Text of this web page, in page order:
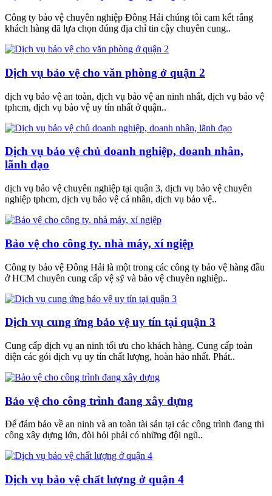
Công ty bảo vệ chuyên nghiệp Đông Hải chúng tôi cam kết rằng
khách hàng đã lựa chọn đúng địa chỉ tin cậy chuyên cung..
Dịch vụ bảo vệ cho văn phòng ở quận 2
dịch vụ bảo vệ an toàn, dịch vụ bảo vệ an ninh nhất, dịch vụ bảo vệ
tphcm, dịch vụ bảo vệ uy tín nhất ở quận..
Dịch vụ bảo vệ chủ doanh nghiệp, doanh nhân,
lãnh đạo
dịch vụ bảo vệ chuyên nghiệp tại quận 3, dịch vụ bảo vệ chuyên
nghiệp tphcm, dịch vụ bảo vệ cá nhân, dịch vụ bảo vệ..
Bảo vệ cho công ty. nhà máy, xí ngiệp
Công ty bảo vệ Đông Hải là một trong các công ty bảo vệ hàng đầu
ở HCM chuyên cung cấp vệ sỹ và bảo vệ chuyên nghiệp..
Dịch vụ cung ứng bảo vệ uy tín tại quận 3
Cung cấp dịch vụ an ninh tối ưu cho khách hàng. Cung cấp toàn
diện các gói dịch vụ uy tín chất lượng, hoàn hảo nhất. Phát..
Bảo vệ cho công trình đang xây dựng
Để đảm bảo về an ninh và an toàn tài sản tại các công trình đang thi
công xây dựng lớn, đòi hỏi phải có những đội ngũ..
Dịch vụ bảo vệ chất lượng ở quận 4